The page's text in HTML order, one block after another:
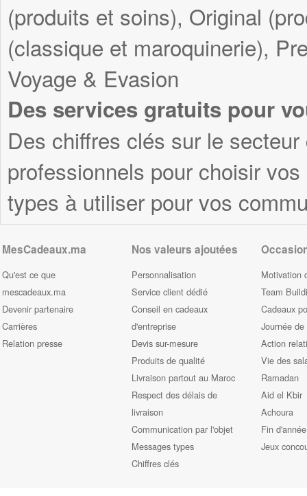
(produits et soins), Original
(classique et maroquinerie),
Voyage & Evasion
Des services gratuits pour
Des chiffres clés sur le
professionnels pour choisir
types à utiliser pour vos
MesCadeaux.ma
Qu'est ce que
mescadeaux.ma
Devenir partenaire
Carrières
Relation presse
Nos valeurs ajoutées
Personnalisation
Service client dédié
Conseil en cadeaux
d'entreprise
Devis sur-mesure
Produits de qualité
Livraison partout au Maroc
Respect des délais de
livraison
Communication par l'objet
Messages types
Chiffres clés
Motivation
Team
Cadeaux
Journée
Action
Vie des
Ramadan
Aid el Kbir
Achoura
Fin d'année
Jeux